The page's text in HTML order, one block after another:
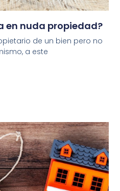
en nuda propiedad?
de un bien pero no
a este